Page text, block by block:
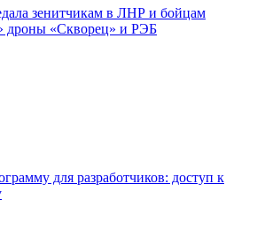
зенитчикам в ЛНР и бойцам
дроны «Скворец» и РЭБ
для разработчиков: доступ к